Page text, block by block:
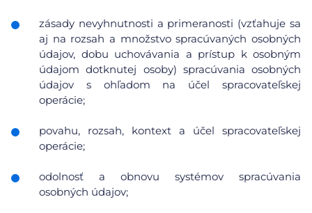
zásady nevyhnutnosti a primeranosti (vzťahuje sa
aj na rozsah a množstvo spracúvaných osobných
údajov, dobu uchovávania a prístup k osobným
údajom dotknutej osoby) spracúvania osobných
údajov s ohľadom na účel spracovateľskej
operácie;
povahu, rozsah, kontext a účel spracovateľskej
operácie;
odolnosť a obnovu systémov spracúvania
osobných údajov;